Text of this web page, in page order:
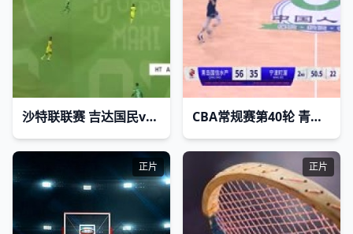
沙特联联赛 吉达国民vs哈森姆 20230811(鹿中原) CBA常规赛第40轮 青岛国信水产VS宁波町渥 20240307(原声)
正片 正片